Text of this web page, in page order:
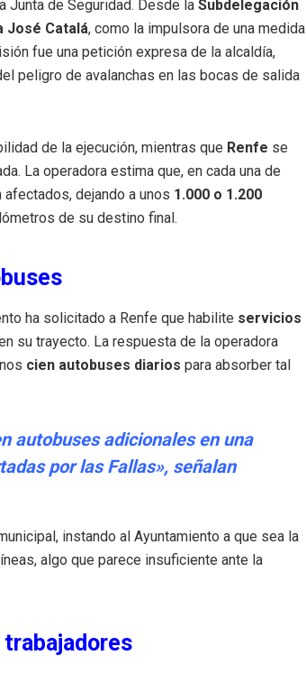
Junta de Seguridad. Desde la Subdelegación
José Catalá, como la impulsora de una medida
fue una petición expresa de la alcaldía,
peligro de avalanchas en las bocas de salida
de la ejecución, mientras que Renfe se
La operadora estima que, en cada una de
afectados, dejando a unos 1.000 o 1.200
de su destino final.
ha solicitado a Renfe que habilite servicios
su trayecto. La respuesta de la operadora
cien autobuses diarios para absorber tal
autobuses adicionales en una
por las Fallas», señalan
instando al Ayuntamiento a que sea la
algo que parece insuficiente ante la